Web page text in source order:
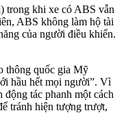
trong khi xe có ABS vẫn
ABS không làm hộ tài
của người điều khiển.
thông quốc gia Mỹ
hầu hết mọi người”. Vì
tác phanh một cách
tránh hiện tượng trượt,